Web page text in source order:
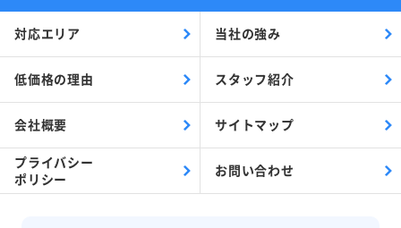
対応エリア 当社の強み
低価格の理由 スタッフ紹介
会社概要 サイトマップ
プライバシー
ポリシー
お問い合わせ